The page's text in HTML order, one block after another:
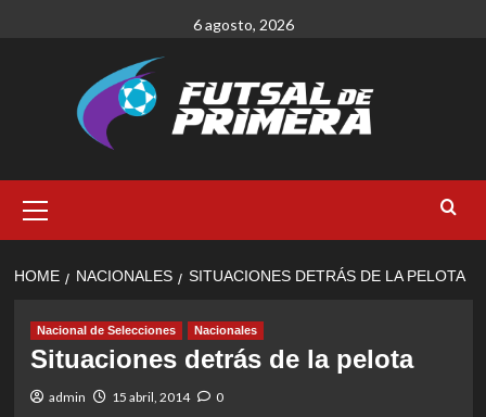
6 agosto, 2026
Menu
HOME NACIONALES SITUACIONES DETRÁS DE LA PELOTA
Nacional de Selecciones Nacionales
Situaciones detrás de la pelota
admin 15 abril, 2014 0